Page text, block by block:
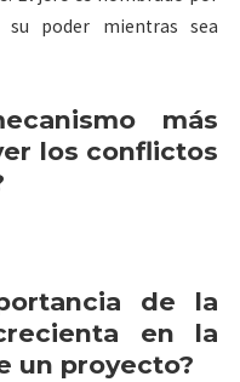
poder mientras sea
más
los conflictos
de la
en la
un proyecto?